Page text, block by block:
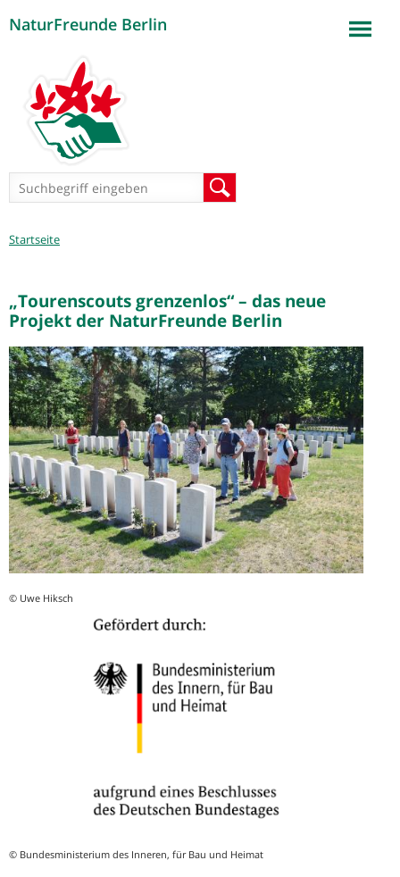
NaturFreunde Berlin
Suchformular
Sie
Startseite
„Tourenscouts grenzenlos“ – das neue
Projekt der NaturFreunde Berlin
© Uwe Hiksch
© Bundesministerium des Inneren, für Bau und Heimat